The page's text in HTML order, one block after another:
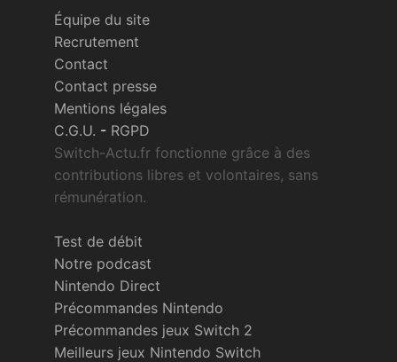
Équipe du site
Recrutement
Contact
Contact presse
Mentions légales
C.G.U. - RGPD
Switch-Actu.fr fonctionne grâce à des
contributions libres et volontaires, sans
rémunération.
Test de débit
Notre podcast
Nintendo Direct
Précommandes Nintendo
Précommandes jeux Switch 2
Meilleurs jeux Nintendo Switch